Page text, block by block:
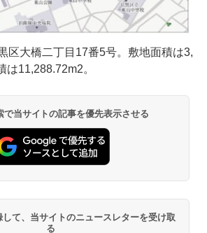
区大橋二丁目17番5号。敷地面積は3,
は11,288.72m2。
当サイトの記事を優先表示させる
て、当サイトのニュースレターを受け取
る